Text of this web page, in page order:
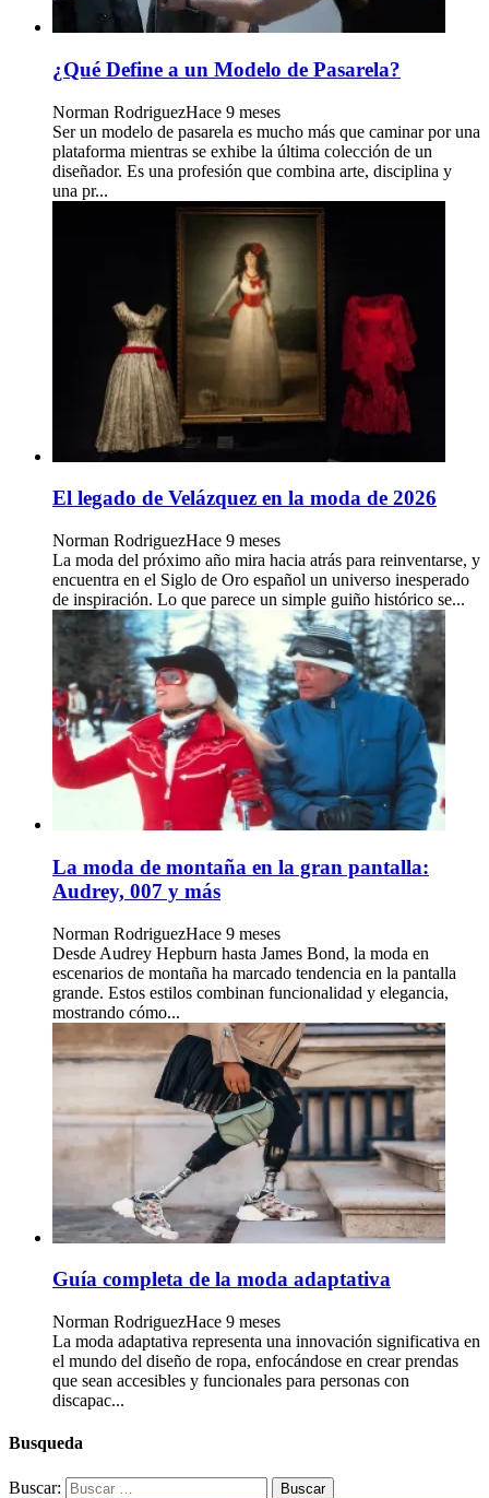
¿Qué Define a un Modelo de Pasarela?
Norman RodriguezHace 9 meses
Ser un modelo de pasarela es mucho más que caminar por una
plataforma mientras se exhibe la última colección de un
diseñador. Es una profesión que combina arte, disciplina y
una pr...
El legado de Velázquez en la moda de 2026
Norman RodriguezHace 9 meses
La moda del próximo año mira hacia atrás para reinventarse, y
encuentra en el Siglo de Oro español un universo inesperado
de inspiración. Lo que parece un simple guiño histórico se...
La moda de montaña en la gran pantalla:
Audrey, 007 y más
Norman RodriguezHace 9 meses
Desde Audrey Hepburn hasta James Bond, la moda en
escenarios de montaña ha marcado tendencia en la pantalla
grande. Estos estilos combinan funcionalidad y elegancia,
mostrando cómo...
Guía completa de la moda adaptativa
Norman RodriguezHace 9 meses
La moda adaptativa representa una innovación significativa en
el mundo del diseño de ropa, enfocándose en crear prendas
que sean accesibles y funcionales para personas con
discapac...
Busqueda
Buscar: